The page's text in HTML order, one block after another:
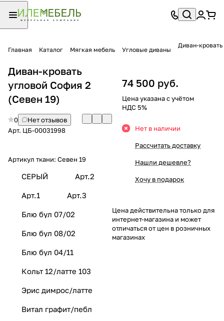
Главная Каталог Мягкая мебель Угловые диваны
Диван-
Диван-кровать
угловой София 2
(Севен 19)
0
Нет отзывов
Арт. ЦБ-00031998
Артикул ткани: Севен 19
СЕРЫЙ Арт.2
Арт.1 Арт.3
Блю бул 07/02
Блю бул 08/02
Блю бул 04/11
Кольт 12/латте 103
Эрис димрос/латте
Витал графит/пебл
74 500 руб.
Цена указана с учётом
НДС 5%
Нет в наличии
Рассчитать доставку
Нашли дешевле?
Хочу в подарок
Цена действительна только для
интернет-магазина и может
отличаться от цен в розничных
магазинах